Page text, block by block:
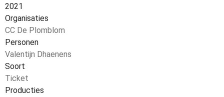
2021
Organisaties
CC De Plomblom
Personen
Valentijn Dhaenens
Soort
Ticket
Producties